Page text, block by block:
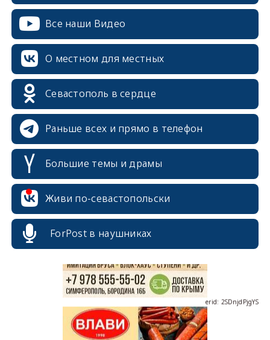
Все наши Видео
О местном для местных
Севастополь в сердце
Раньше всех и прямо в телефон
Большие темы и драмы
Живи по-севастопольски
ForPost в наушниках
erid: 2SDnjcrDNw6
erid: 2SDnjdPjgYS